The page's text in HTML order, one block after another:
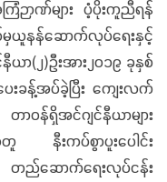
ဉာဏ်များ ပံ့ပိုးကူညီရန်
န်ဆောက်လုပ်ရေးနှင့်
ယာ(၂)ဦးအား၂၀၁၉ ခုနှစ်
ခန့်အပ်ခဲ့ပြီး ကျေးလက်
ဝန်ရှိအင်ဂျင်နီယာများ
တူ နီးကပ်စွာပူးပေါင်း
တည်ဆောက်ရေးလုပ်ငန်း